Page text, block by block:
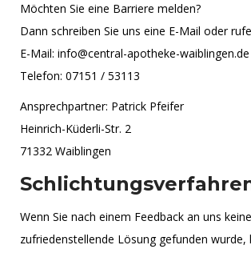
Möchten Sie eine Barriere melden?
Dann schreiben Sie uns eine E-Mail oder
E-Mail: info@central-apotheke-waiblingen.de
Telefon: 07151 / 53113
Ansprechpartner: Patrick Pfeifer
Heinrich-Küderli-Str. 2
71332 Waiblingen
Wenn Sie nach einem Feedback an uns keine
zufriedenstellende Lösung gefunden wurde,